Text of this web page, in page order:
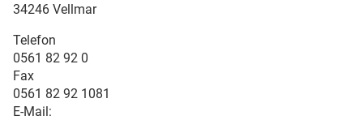
34246 Vellmar
Telefon
0561 82 92 0
Fax
0561 82 92 1081
E-Mail: